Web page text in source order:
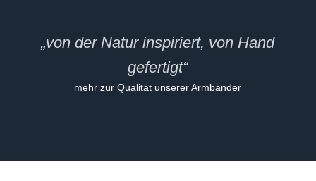
„von der Natur inspiriert, von Hand
gefertigt“
mehr zur Qualität unserer Armbänder